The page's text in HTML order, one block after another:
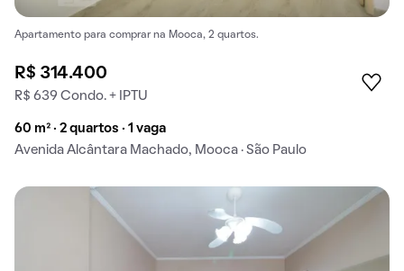
Apartamento para comprar na Mooca, 2 quartos.
R$ 314.400
R$ 639 Condo. + IPTU
60 m² · 2 quartos · 1 vaga
Avenida Alcântara Machado, Mooca · São Paulo